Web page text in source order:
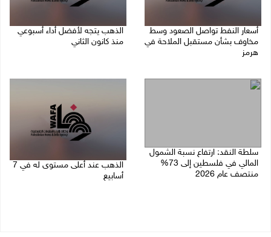
أسعار النفط تواصل الصعود وسط
مخاوف بشأن مستقبل الملاحة في
هرمز
الذهب يتجه لأفضل أداء أسبوعي
منذ كانون الثاني
سلطة النقد: ارتفاع نسبة الشمول
المالي في فلسطين إلى 73%
منتصف عام 2026
الذهب عند أعلى مستوى له في 7
أسابيع